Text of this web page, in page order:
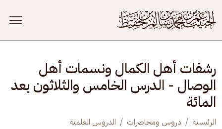
رشفات أهل الكمال ونسمات أهل
الوصال - الدرس الخامس والثلاثون بعد
المائة
الرئيسية دروس ومحاضرات
الدروس العلمية